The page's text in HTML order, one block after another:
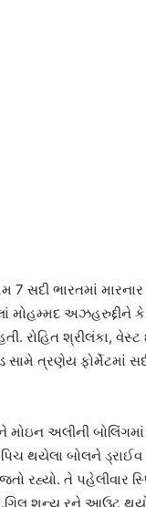
7 સદી ભારતમાં
મોહમ્મદ અઝહરુદ્દીને
રોહિત શ્રીલંકા,
ત્રણેય ફોર્મેટમાં
મોઇન અલીની
થયેલા બોલને ડ્રાઈવ
રહ્યો. તે પહેલીવાર
શૂન્ય રને આઉટ થયો